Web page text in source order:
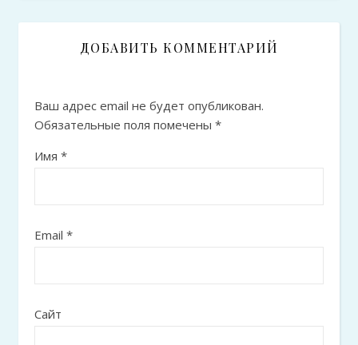
ДОБАВИТЬ КОММЕНТАРИЙ
Ваш адрес email не будет опубликован.
Обязательные поля помечены *
Имя *
Email *
Сайт